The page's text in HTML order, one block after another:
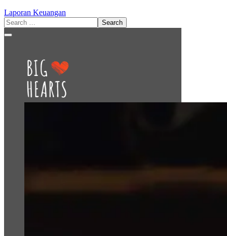
Laporan Keuangan